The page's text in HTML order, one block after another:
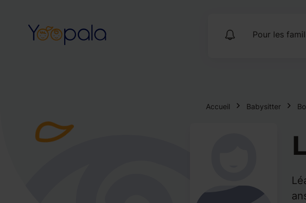
Pour les
Accueil Babysitter